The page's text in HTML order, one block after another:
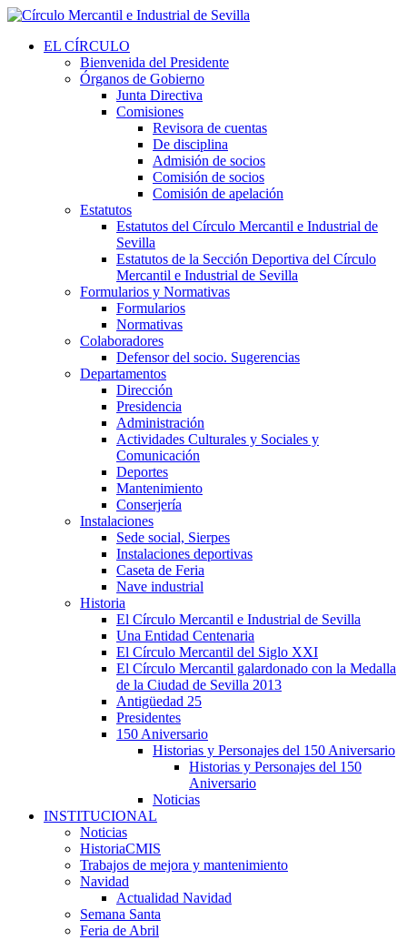
EL CÍRCULO
Bienvenida del Presidente
Órganos de Gobierno
Junta Directiva
Comisiones
Revisora de cuentas
De disciplina
Admisión de socios
Comisión de socios
Comisión de apelación
Estatutos
Estatutos del Círculo Mercantil e Industrial de
Sevilla
Estatutos de la Sección Deportiva del Círculo
Mercantil e Industrial de Sevilla
Formularios y Normativas
Formularios
Normativas
Colaboradores
Defensor del socio. Sugerencias
Departamentos
Dirección
Presidencia
Administración
Actividades Culturales y Sociales y
Comunicación
Deportes
Mantenimiento
Conserjería
Instalaciones
Sede social, Sierpes
Instalaciones deportivas
Caseta de Feria
Nave industrial
Historia
El Círculo Mercantil e Industrial de Sevilla
Una Entidad Centenaria
El Círculo Mercantil del Siglo XXI
El Círculo Mercantil galardonado con la Medalla
de la Ciudad de Sevilla 2013
Antigüedad 25
Presidentes
150 Aniversario
Historias y Personajes del 150 Aniversario
Historias y Personajes del 150
Aniversario
Noticias
INSTITUCIONAL
Noticias
HistoriaCMIS
Trabajos de mejora y mantenimiento
Navidad
Actualidad Navidad
Semana Santa
Feria de Abril